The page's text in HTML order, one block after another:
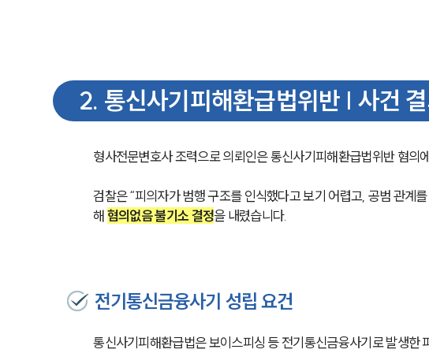
2. 통신사기피해환급법위반 | 사건
형사전문변호사 조력으로 의뢰인은 통신사기피해환급법위반 혐의
검찰은 “피의자가 범행 구조를 인식했다고 보기 어렵고, 공범 관계
해 혐의없음 불기소 결정을 내렸습니다.
전기통신금융사기 성립 요건
통신사기피해환급법은 보이스피싱 등 전기통신금융사기로 발생한